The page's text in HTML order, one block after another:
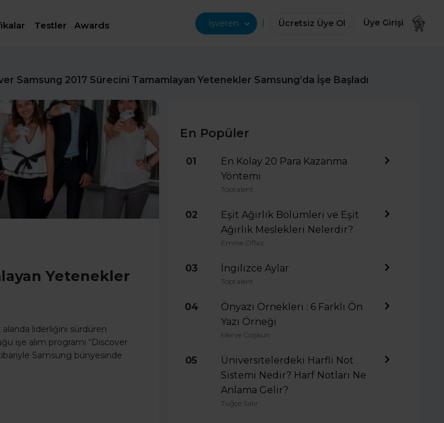
Testler Awards İşveren | Ücretsiz Üye Ol Üye Girişi
Samsung 2017 Sürecini Tamamlayan Yetenekler Samsung’da İşe Başladı
Yetenekler
liderliğini sürdüren
işe alım programı “Discover
Samsung bünyesinde
En Popüler
01
En Kolay 20 Para Kazanma
Yöntemi
Toptalent
02
Eşit Ağırlık Bölümleri ve Eşit
Ağırlık Meslekleri Nelerdir?
Emine Oflaz
03 İngilizce Aylar
Toptalent
04
Önyazı Örnekleri : 6 Farklı Ön
Yazı Örneği
Merve Coşkun
05
Üniversitelerdeki Harfli Not
Sistemi Nedir? Harf Notları Ne
Anlama Gelir?
Tuğçe Salır